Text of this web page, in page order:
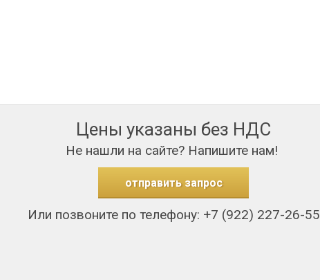
Цены указаны без НДС
Не нашли на сайте? Напишите нам!
отправить запрос
Или позвоните по телефону: +7 (922) 227-26-55